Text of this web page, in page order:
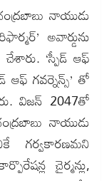
నాయుడు
అవార్డును
చేశారు. ‘స్పీడ్ ఆఫ్
గవర్నెన్స్’ తో
విజన్ 2047తో
నాయుడు
గర్వకారణమని
చైర్మన్లు,